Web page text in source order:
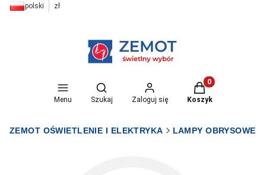
polski zł
Menu
Otwórz wyszukiwarkę
Szukaj Zaloguj się
Produkty w
Koszyk
ZEMOT OŚWIETLENIE I ELEKTRYKA LAMPY OBRYSOWE